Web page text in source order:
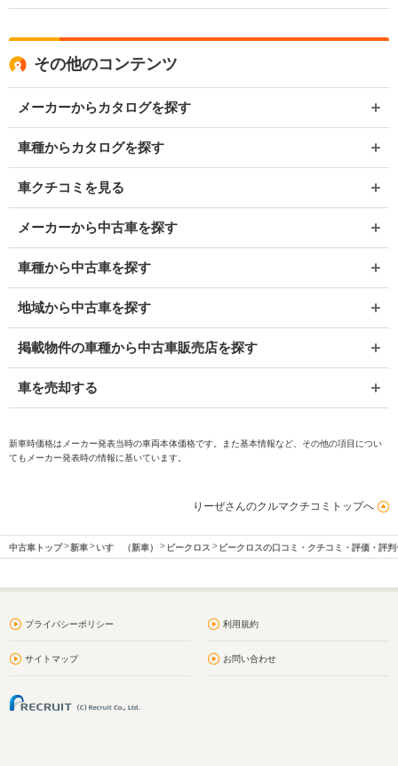
その他のコンテンツ
メーカーからカタログを探す
車種からカタログを探す
車クチコミを見る
メーカーから中古車を探す
車種から中古車を探す
地域から中古車を探す
掲載物件の車種から中古車販売店を探す
車を売却する
新車時価格はメーカー発表当時の車両本体価格です。また基本情報など、その他の項目につい
てもメーカー発表時の情報に基いています。
りーぜさんのクルマクチコミトップへ
中古車トップ 新車 いすゞ（新車） ビークロス ビークロスの口コミ・クチコミ・評価・評判
プライバシーポリシー 利用規約
サイトマップ お問い合わせ